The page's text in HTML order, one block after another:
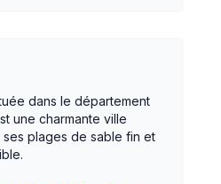
dans le département
une charmante ville
plages de sable fin et